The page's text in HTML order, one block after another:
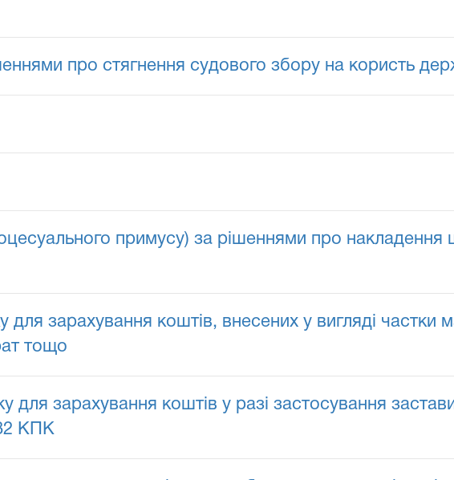
про стягнення судового збору на користь
примусу) за рішеннями про накладення
для зарахування коштів, внесених у вигляді частки
тощо
для зарахування коштів у разі застосування
КПК